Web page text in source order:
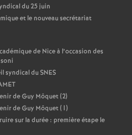
du 25 juin
et le nouveau secrétariat
de Nice à l’occasion des
syndical du SNES
de Guy Môquet (2)
de Guy Môquet (1)
sur la durée : première étape le